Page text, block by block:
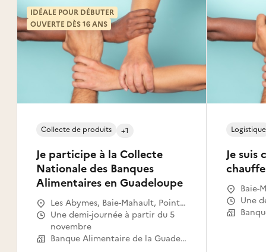
Je participe à la Collecte
Nationale des Banques
Alimentaires en Guadeloupe
Collecte de produits +1
Les Abymes, Baie-Mahault, Pointe-
à-Pitre, Saint-François, Le Moule,
Petit-Bourg, Sainte-Rose, Goyave,
Baillif, Le Gosier, Sainte-Anne,
Une demi-journée à partir du 5
novembre
Banque Alimentaire de la Guadeloupe
IDÉALE POUR DÉBUTER
OUVERTE DÈS 16 ANS
Je suis
Logistique
Baie-
Une